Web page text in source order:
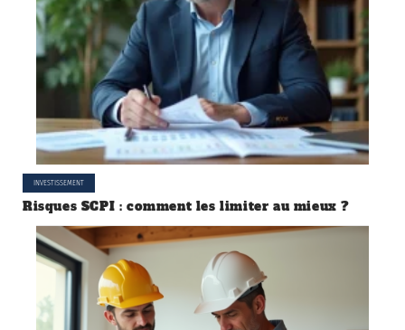
INVESTISSEMENT
Risques SCPI : comment les limiter au mieux ?